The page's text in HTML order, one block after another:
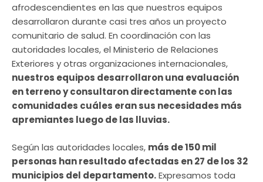
afrodescendientes en las que nuestros equipos
desarrollaron durante casi tres años un proyecto
comunitario de salud. En coordinación con las
autoridades locales, el Ministerio de Relaciones
Exteriores y otras organizaciones internacionales,
nuestros equipos desarrollaron una evaluación
en terreno y consultaron directamente con las
comunidades cuáles eran sus necesidades más
apremiantes luego de las lluvias.
Según las autoridades locales, más de 150 mil
personas han resultado afectadas en 27 de los 32
municipios del departamento.Expresamos toda